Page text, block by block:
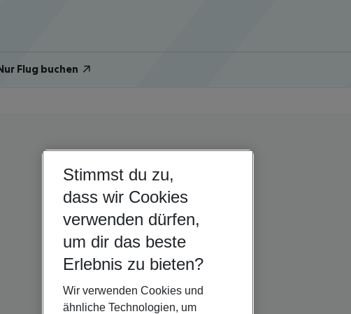
Flug buchen
Stimmst du zu,
dass wir Cookies
verwenden dürfen,
um dir das beste
Erlebnis zu bieten?
Wir verwenden Cookies und
ähnliche Technologien, um